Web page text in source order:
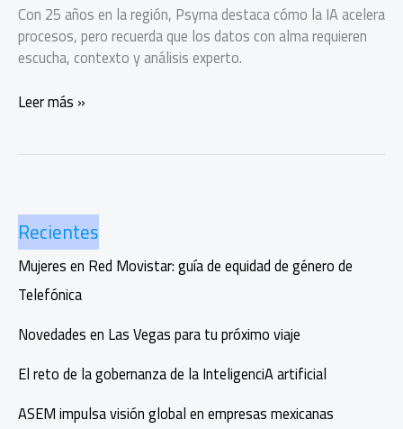
Con 25 años en la región, Psyma destaca cómo la IA acelera
procesos, pero recuerda que los datos con alma requieren
escucha, contexto y análisis experto.
Psyma:
con
alma
Leer más »
Recientes
Mujeres en Red Movistar: guía de equidad de género de
Telefónica
Novedades en Las Vegas para tu próximo viaje
El reto de la gobernanza de la InteligenciA artificial
ASEM impulsa visión global en empresas mexicanas